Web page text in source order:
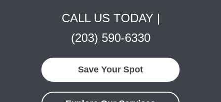
CALL US TODAY |
(203) 590-6330
Save Your Spot